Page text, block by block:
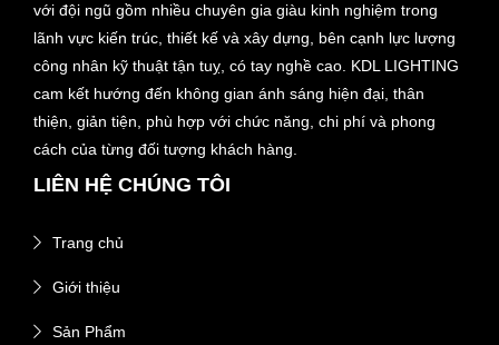
với đội ngũ gồm nhiều chuyên gia giàu kinh nghiệm trong
lãnh vực kiến trúc, thiết kế và xây dựng, bên cạnh lực lượng
công nhân kỹ thuật tận tuỵ, có tay nghề cao. KDL LIGHTING
cam kết hướng đến không gian ánh sáng hiện đại, thân
thiện, giản tiện, phù hợp với chức năng, chi phí và phong
cách của từng đối tượng khách hàng.
LIÊN HỆ CHÚNG TÔI
Trang chủ
Giới thiệu
Sản Phẩm